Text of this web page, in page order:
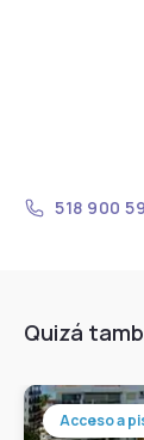
518 900
Quizá
Acceso a